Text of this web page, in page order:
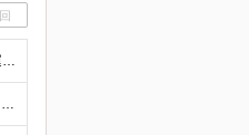
＜業界未経験・第二新卒歓迎！人柄採用＞ ◆何らかの営業経験をお持ちの方 ◆学歴不問 ◆普通運転免許(AT限定可) ＼こんな方を求めています／ ・目標を意識して行動することができる人 ・指示待ちではな
◆月給25万円～＋各種インセンティブ ※経験・スキルを考慮の上、当社規定により優遇致します ※試用期間3ヶ月あり。(給与・待遇・雇用形態に差異はありません) ※残業代全額支給